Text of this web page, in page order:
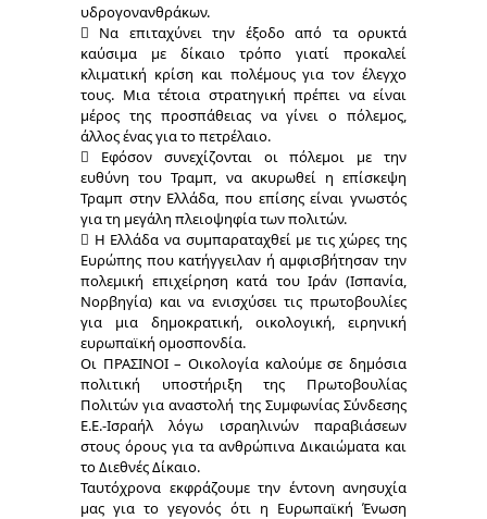
υδρογονανθράκων.
 Να επιταχύνει την έξοδο από τα ορυκτά
καύσιμα με δίκαιο τρόπο γιατί προκαλεί
κλιματική κρίση και πολέμους για τον έλεγχο
τους. Μια τέτοια στρατηγική πρέπει να είναι
μέρος της προσπάθειας να γίνει ο πόλεμος,
άλλος ένας για το πετρέλαιο.
 Εφόσον συνεχίζονται οι πόλεμοι με την
ευθύνη του Τραμπ, να ακυρωθεί η επίσκεψη
Τραμπ στην Ελλάδα, που επίσης είναι γνωστός
για τη μεγάλη πλειοψηφία των πολιτών.
 Η Ελλάδα να συμπαραταχθεί με τις χώρες της
Ευρώπης που κατήγγειλαν ή αμφισβήτησαν την
πολεμική επιχείρηση κατά του Ιράν (Ισπανία,
Νορβηγία) και να ενισχύσει τις πρωτοβουλίες
για μια δημοκρατική, οικολογική, ειρηνική
ευρωπαϊκή ομοσπονδία.
Οι ΠΡΑΣΙΝΟΙ – Οικολογία καλούμε σε δημόσια
πολιτική υποστήριξη της Πρωτοβουλίας
Πολιτών για αναστολή της Συμφωνίας Σύνδεσης
Ε.Ε.-Ισραήλ λόγω ισραηλινών παραβιάσεων
στους όρους για τα ανθρώπινα Δικαιώματα και
το Διεθνές Δίκαιο.
Ταυτόχρονα εκφράζουμε την έντονη ανησυχία
μας για το γεγονός ότι η Ευρωπαϊκή Ένωση